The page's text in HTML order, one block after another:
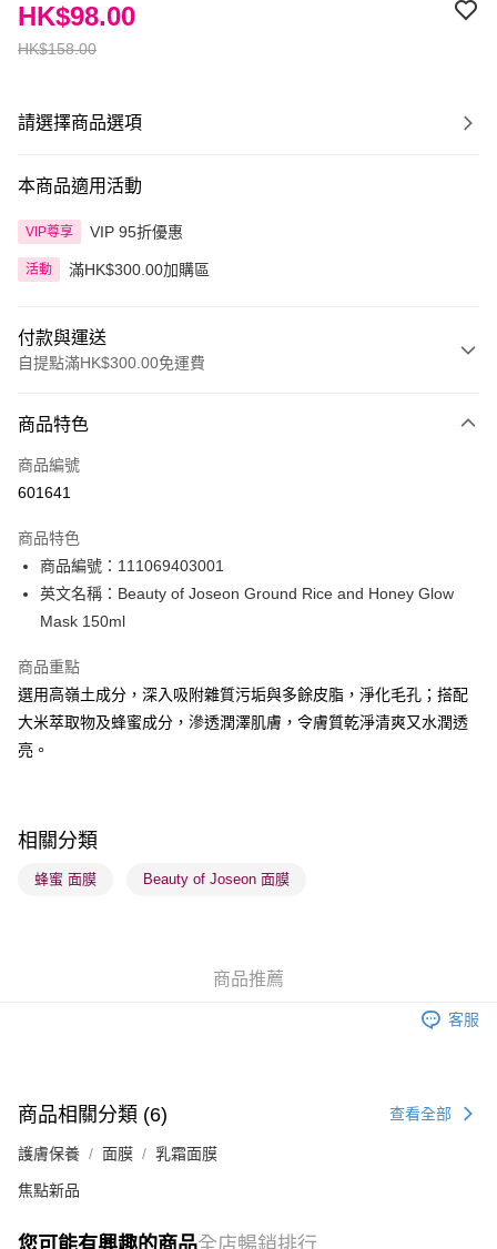
HK$158.00
HK$98.00
請選擇商品選項
本商品適用活動
VIP尊享 VIP 95折優惠
活動 滿HK$300.00加購區
付款與運送
自提點滿HK$300.00免運費
信用卡
Apple Pay
PayMe
WeChat Pay
送貨方式
順豐自助櫃 - 確認發貨後1-3個工作天送達
每筆HK$65.00，滿HK$300.00或以上免運費
每筆HK$65.00，滿HK$300.00或以上免運費
確認發貨後1-3 工作天送達，訂單將隨機分配至SF順豐速運或京東
(香港門市) 只顯示可選門市。確認發貨後2-5個工作天到店，3天內
取。逾期會取消訂單，並不會安排重寄
每筆HK$20.00，滿HK$100.00或以上免運費
商品特色
商品編號
601641
商品特色
商品編號：111069403001
英文名稱：Beauty of Joseon Ground Rice and Honey Glow
Mask 150ml
商品重點
選用高嶺土成分，深入吸附雜質污垢與多餘皮脂，淨化毛孔；搭配
大米萃取物及蜂蜜成分，滲透潤澤肌膚，令膚質乾淨清爽又水潤透
亮。
相關分類
蜂蜜 面膜 Beauty of Joseon 面膜
商品推薦
客服
商品相關分類 (6) 查看全部
護膚保養 面膜 乳霜面膜
焦點新品
您可能有興趣的商品全店暢銷排行